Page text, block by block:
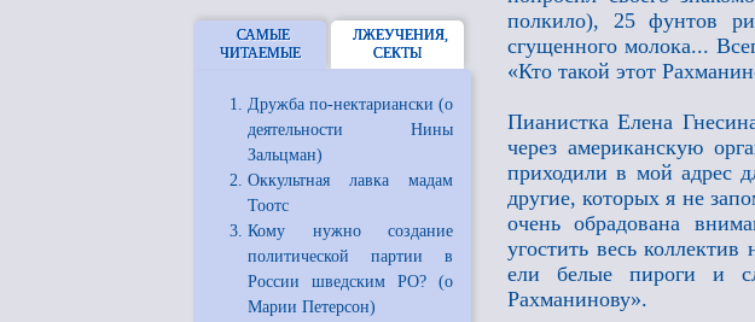
САМЫЕ
ЧИТАЕМЫЕ
ЛЖЕУЧЕНИЯ,
СЕКТЫ
Дружба по-нектариански (о
деятельности Нины
Зальцман)
Оккультная лавка мадам
Тоотс
Кому нужно создание
политической партии в
России шведским РО? (о
Марии Петерсон)
полкило), 25 фунтов
сгущенного молока...
«Кто такой этот
Пианистка Елена
через американскую
приходили в мой адрес
другие, которых я не
очень обрадована
угостить весь
ели белые пироги и
Рахманинову».